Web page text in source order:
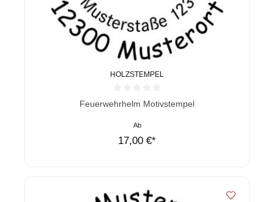
HOLZSTEMPEL
Durchschnittliche Bewertung von 0 von 5 Sternen
Feuerwehrhelm Motivstempel
Ab
17,00 €*